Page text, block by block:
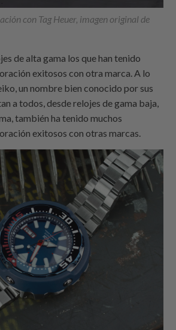
con Tag Heuer, imagen original de
de alta gama los que han tenido
exitosos con otra marca. A lo
un nombre bien conocido por sus
a todos, desde relojes de gama baja,
también ha tenido muchos
exitosos con otras marcas.